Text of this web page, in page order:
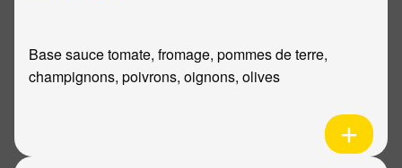
Base sauce tomate, fromage, pommes de terre,
champignons, poivrons, oignons, olives